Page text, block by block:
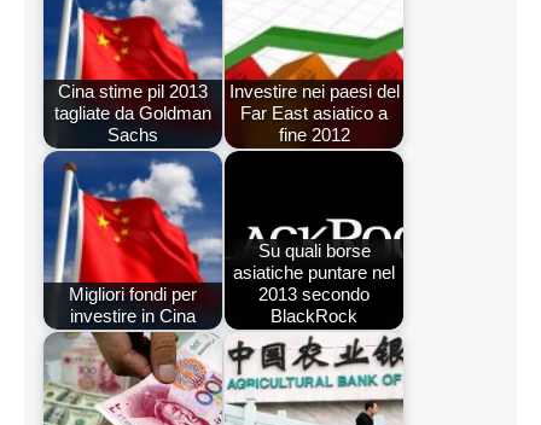
Cina stime pil 2013
tagliate da Goldman
Sachs
Investire nei paesi del
Far East asiatico a
fine 2012
Migliori fondi per
investire in Cina
Su quali borse
asiatiche puntare nel
2013 secondo
BlackRock